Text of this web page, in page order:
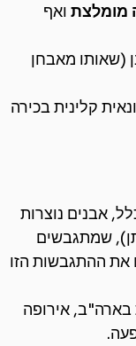
מומלצת ואף
(שאותו מאבחן
קלינית בכירה
אבנים נוצרות
שמתגבשים
את ההתגבשות הזו
בארה"ב, אירופה